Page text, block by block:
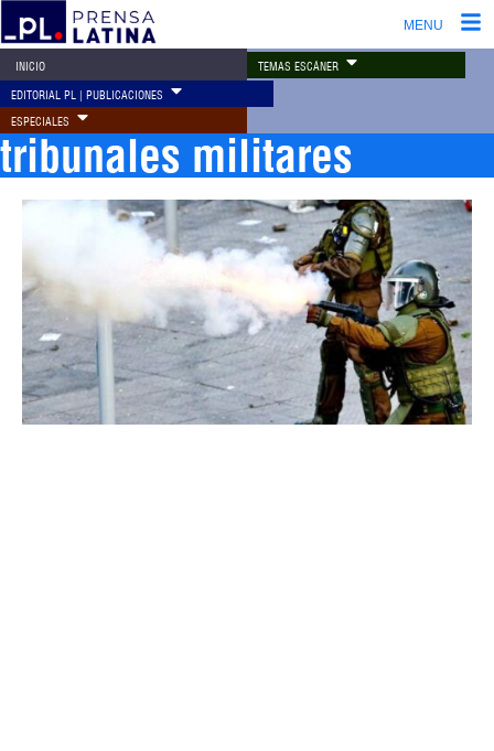
MENU
INICIO TEMAS ESCÁNER
EDITORIAL PL | PUBLICACIONES
ESPECIALES
tribunales militares